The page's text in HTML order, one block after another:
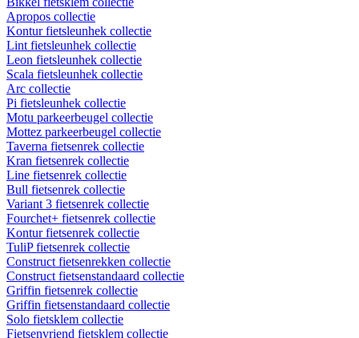
Apropos collectie
Kontur fietsleunhek collectie
Lint fietsleunhek collectie
Leon fietsleunhek collectie
Scala fietsleunhek collectie
Arc collectie
Pi fietsleunhek collectie
Motu parkeerbeugel collectie
Mottez parkeerbeugel collectie
Taverna fietsenrek collectie
Kran fietsenrek collectie
Line fietsenrek collectie
Bull fietsenrek collectie
Variant 3 fietsenrek collectie
Fourchet+ fietsenrek collectie
Kontur fietsenrek collectie
TuliP fietsenrek collectie
Construct fietsenrekken collectie
Construct fietsenstandaard collectie
Griffin fietsenrek collectie
Griffin fietsenstandaard collectie
Solo fietsklem collectie
Fietsenvriend fietsklem collectie